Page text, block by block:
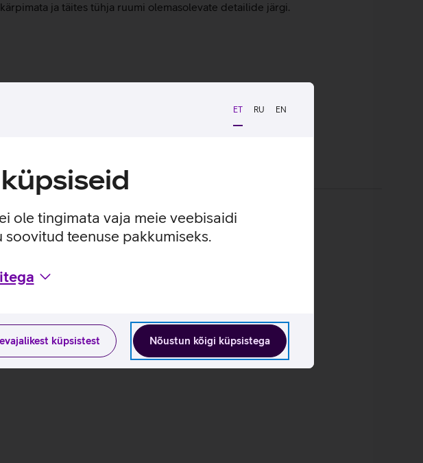
ET RU EN
ole tingimata vaja meie veebisaidi
teenuse pakkumiseks.
Nõustun kõigi küpsistega
küpsistest
ja täites tühja ruumi olemasolevate detailide järgi.